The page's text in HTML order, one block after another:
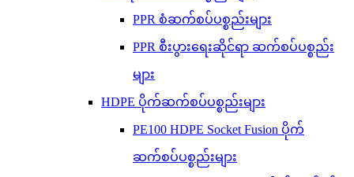
PPR စံဆက်စပ်ပစ္စည်းများ
PPR စီးပွားရေးဆိုင်ရာ ဆက်စပ်ပစ္စည်း
များ
HDPE ပိုက်ဆက်စပ်ပစ္စည်းများ
PE100 HDPE Socket Fusion ပိုက်
ဆက်စပ်ပစ္စည်းများ